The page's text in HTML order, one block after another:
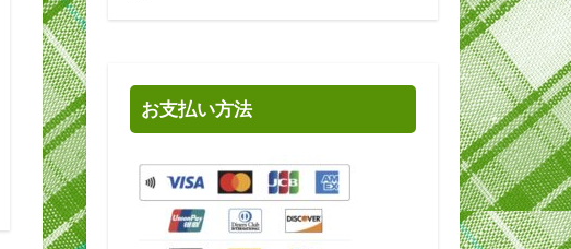
お支払い方法